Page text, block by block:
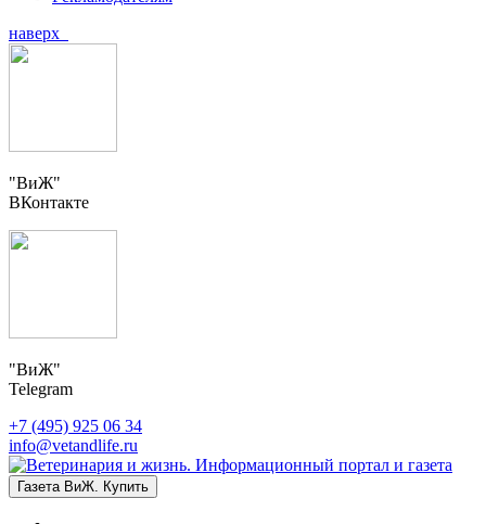
наверх
"ВиЖ"
ВКонтакте
"ВиЖ"
Telegram
+7 (495) 925 06 34
info@vetandlife.ru
Газета ВиЖ. Купить